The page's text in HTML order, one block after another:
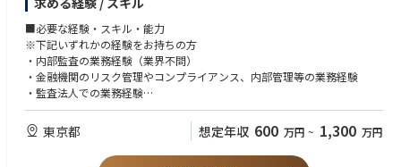
い。
■キャリアパス
・グループ会社・海外拠点（欧・米・アジア）の監査部署との協働等を通
じて、監査人として、
銀行業・日本国内に留まらない経験・知見を得ることが出来ます。
軟に対応しており、キャリアの幅を広げることが出来ます
■監査の置かれている立ち位置
■必要な経験・スキル・能力
※下記いずれかの経験をお持ちの方
・内部監査の業務経験（業界不問）
・金融機関のリスク管理やコンプライアンス、内部管理等の業務経験
・監査法人での業務経験
・官公庁での業務経験
東京都 想定年収 600 万円 ~ 1,300 万円